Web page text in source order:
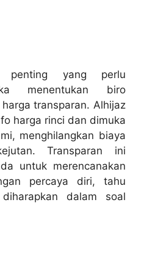
yang perlu
menentukan biro
transparan. Alhijaz
harga rinci dan dimuka
menghilangkan biaya
Transparan ini
untuk merencanakan
percaya diri, tahu
dalam soal